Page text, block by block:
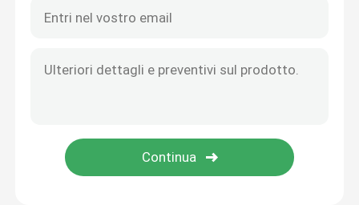
Modulo sidestream di CO2